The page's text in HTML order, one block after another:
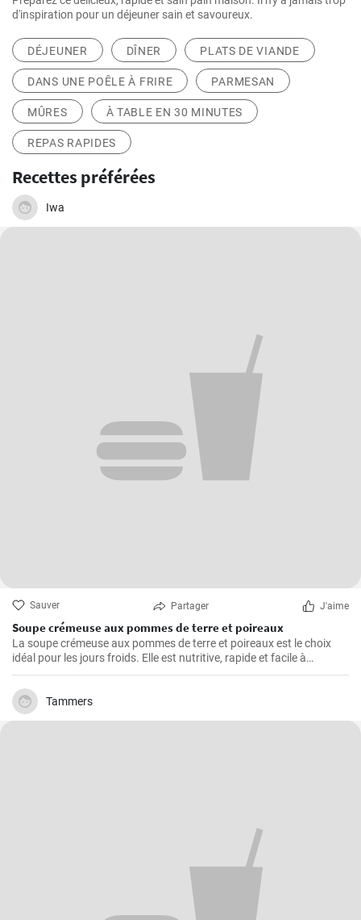
d'inspiration pour un déjeuner sain et savoureux.
DÉJEUNER DÎNER PLATS DE VIANDE
DANS UNE POÊLE À FRIRE PARMESAN
MÛRES À TABLE EN 30 MINUTES
REPAS RAPIDES
Recettes préférées
Iwa
Sauver Partager J'aime
Soupe crémeuse aux pommes de terre et poireaux
La soupe crémeuse aux pommes de terre et poireaux est le choix
idéal pour les jours froids. Elle est nutritive, rapide et facile à
préparer. Elle est remplie de nutriments de légumes sains.
Tammers